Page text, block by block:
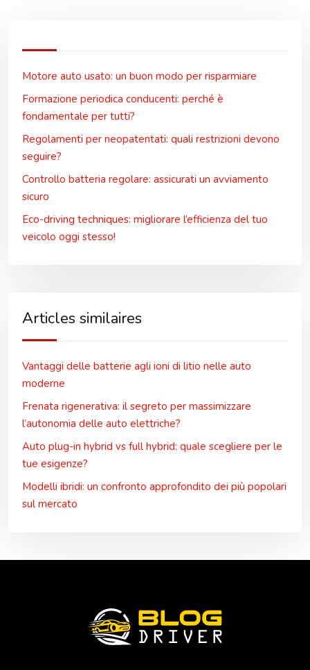
Motore auto usato: un buon modo per risparmiare
Formazione periodica conducenti: perché è
fondamentale per tutti?
Regolamenti per neopatentati: quali restrizioni devono
seguire?
Controllo batteria regolare: assicurati un avviamento
sicuro
Eco-driving techniques: migliorare l’efficienza del tuo
veicolo oggi stesso!
Articles similaires
Vantaggi delle batterie agli ioni di litio nelle auto
moderne
Frenata rigenerativa: il segreto per massimizzare
l’autonomia delle auto elettriche?
Auto plug-in hybrid vs full hybrid: quale scegliere per le
tue esigenze?
Modelli ibridi: un confronto approfondito dei più popolari
sul mercato